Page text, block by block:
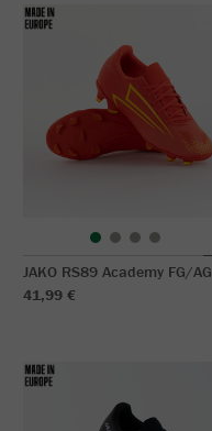
JAKO RS89 Academy FG/AG
41,99 €